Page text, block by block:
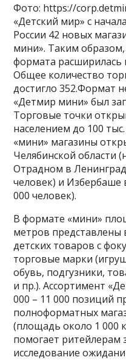
Фото: https://
«Детский мир» с
России 42 новых
мини». Таким образом,
формата расширилась
Общее количество
достигло 352.Формат
«Детмир мини» был
Торговые точки
населением до 100
«мини» магазины
Челябинской области
Отрадном в
человек) и Избербаше
000 человек).
В формате «мини»
метров представлены
детских товаров с
торговые марки
обувь, подгузники,
и пр.). Ассортимент
000 – 11 000 позиций
полноформатных
(площадь около 1 000
помогает ритейлерам
исследование